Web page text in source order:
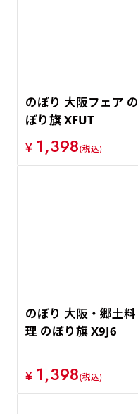
のぼり 大阪フェア の
ぼり旗 XFUT
¥ 1,398(税込)
のぼり 大阪・郷土料
理 のぼり旗 X9J6
¥ 1,398(税込)